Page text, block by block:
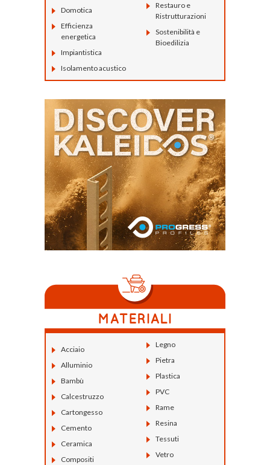
Domotica
Efficienza
energetica
Impiantistica
Isolamento acustico
Restauro e
Ristrutturazioni
Sostenibilità e
Bioedilizia
Acciaio
Alluminio
Bambù
Calcestruzzo
Cartongesso
Cemento
Ceramica
Compositi
Legno
Pietra
Plastica
PVC
Rame
Resina
Tessuti
Vetro